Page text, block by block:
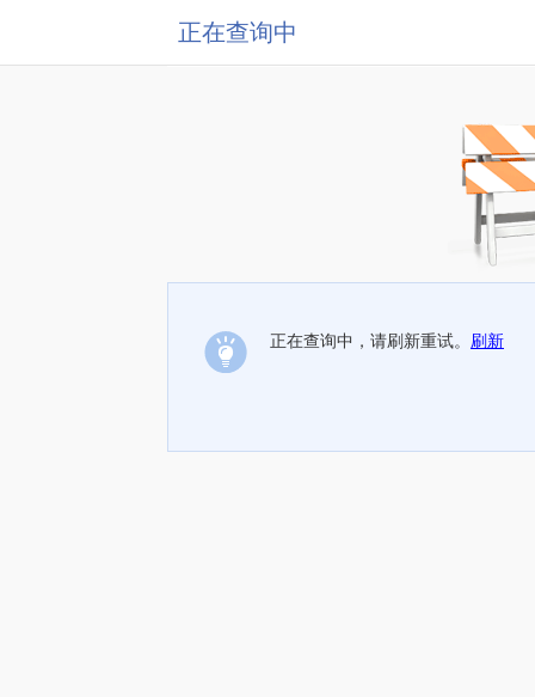
正在查询中
正在查询中，请刷新重试。 刷新